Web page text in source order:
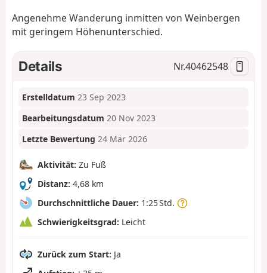
o
Angenehme Wanderung inmitten von Weinbergen
mit geringem Höhenunterschied.
Details Nr.40462548
Erstelldatum 23 Sep 2023
Bearbeitungsdatum 20 Nov 2023
Letzte Bewertung 24 Mär 2026
Aktivität: Zu Fuß
Distanz: 4,68 km
Durchschnittliche Dauer: 1:25 Std.
Schwierigkeitsgrad: Leicht
Zurück zum Start: Ja